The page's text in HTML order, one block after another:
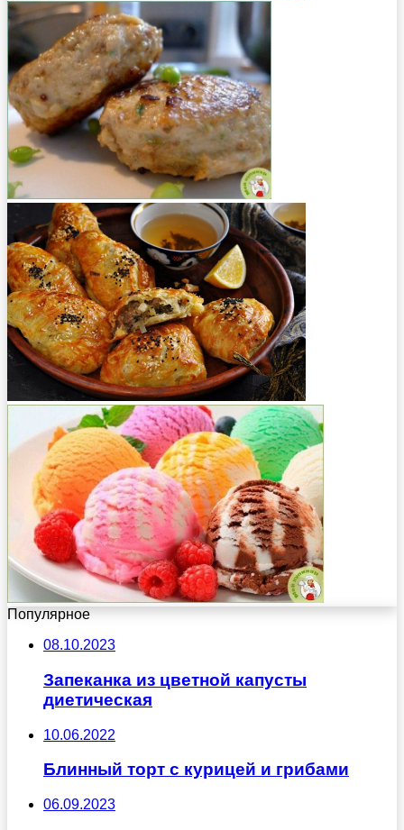
Популярное
08.10.2023
Запеканка из цветной капусты
диетическая
10.06.2022
Блинный торт с курицей и грибами
06.09.2023